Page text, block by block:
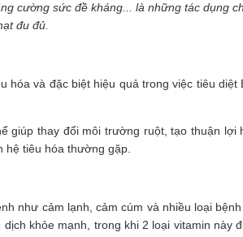
cường sức đề kháng... là những tác dụng
đu đủ.
và đặc biệt hiệu quả trong việc tiêu diệt
giúp thay đổi môi trường ruột, tạo thuận lợi
hệ tiêu hóa thường gặp.
như cảm lạnh, cảm cúm và nhiều loại
khỏe mạnh, trong khi 2 loại vitamin này